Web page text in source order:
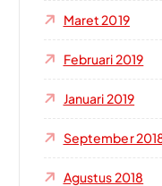
Maret 2019
Februari 2019
Januari 2019
September
Agustus 2018